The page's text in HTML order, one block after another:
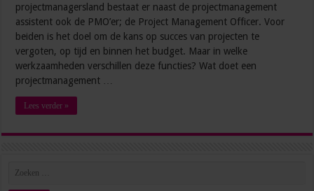
projectmanagersland bestaat er naast de projectmanagement
assistent ook de PMO’er; de Project Management Officer. Voor
beiden is het doel om de kans op succes van projecten te
vergoten, op tijd en binnen het budget. Maar in welke
werkzaamheden verschillen deze functies? Wat doet een
projectmanagement …
Lees verder »